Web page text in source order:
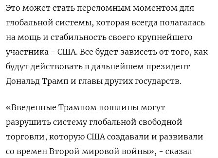
Это может стать переломным моментом для
глобальной системы, которая всегда полагалась
на мощь и стабильность своего крупнейшего
участника - США. Все будет зависеть от того, как
будут действовать в дальнейшем президент
Дональд Трамп и главы других государств.
«Введенные Трампом пошлины могут
разрушить систему глобальной свободной
торговли, которую США создавали и развивали
со времен Второй мировой войны», - сказал